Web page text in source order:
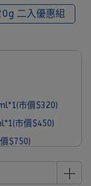
二入優惠組
市價$320)
市價$450)
$750)
市價$1090)